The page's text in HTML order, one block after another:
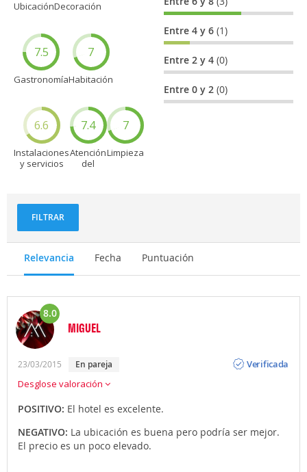
UbicaciónDecoración
7.5
Gastronomía
7
Habitación
6.6
Instalaciones
y servicios
7.4
Atención
del
7
Limpieza
Entre 4 y 6(1)
Entre 2 y 4(0)
Entre 0 y 2(0)
FILTRAR
Relevancia Fecha Puntuación
8.0
MIGUEL
23/03/2015 en pareja
Verificada
Desglose valoración
POSITIVO: El hotel es excelente.
NEGATIVO: La ubicación es buena pero podría ser mejor.
El precio es un poco elevado.